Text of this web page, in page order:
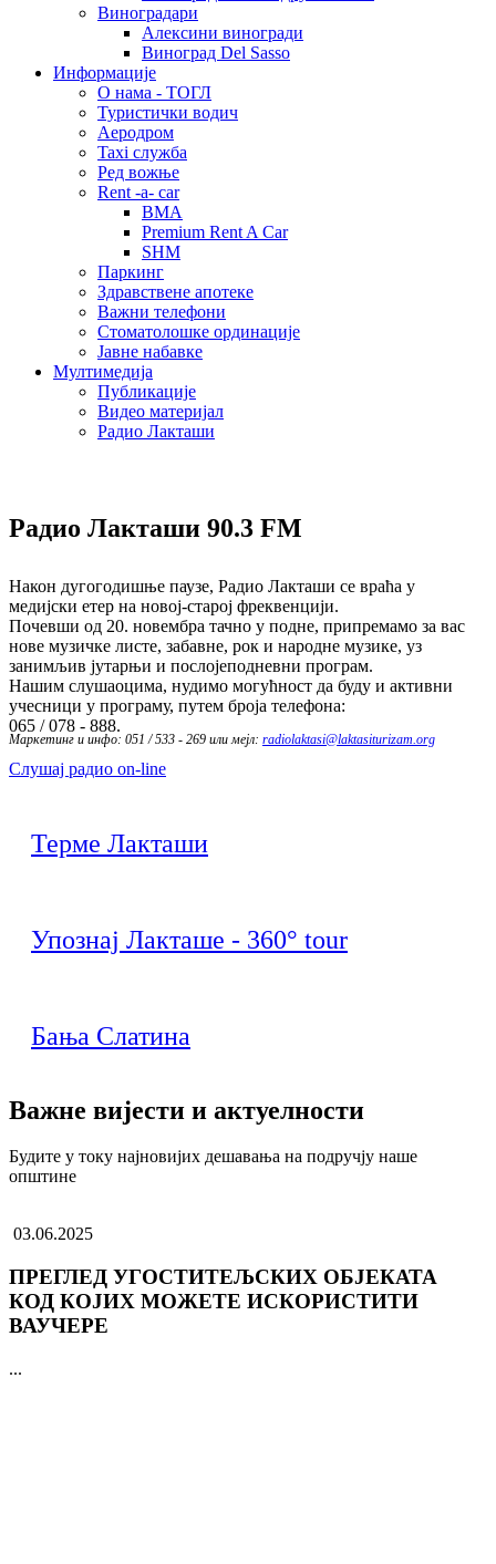
Виноградари
Алексини виногради
Виноград Del Sasso
Информације
О нама - ТОГЛ
Туристички водич
Аеродром
Taxi служба
Ред вожње
Rent -a- car
BMA
Premium Rent A Car
SHM
Паркинг
Здравствене апотеке
Важни телефони
Стоматолошке ординације
Јавне набавке
Мултимедија
Публикације
Видео материјал
Радио Лакташи
Радио Лакташи 90.3 FM
Након дугогодишње паузе, Радио Лакташи се враћа у
медијски етер на новој-старој фреквенцији.
Почевши од 20. новембра тачно у подне, припремамо за вас
нове музичке листе, забавне, рок и народне музике, уз
занимљив јутарњи и послојеподневни програм.
Нашим слушаоцима, нудимо могућност да буду и активни
учесници у програму, путем броја телефона:
065 / 078 - 888.
Маркетинг и инфо: 051 / 533 - 269 или мејл: radiolaktasi@laktasiturizam.org
Слушај радио on-line
Терме Лакташи
Упознај Лакташе - 360° tour
Бања Слатина
Важне вијести и актуелности
Будите у току најновијих дешавања на подручју наше
општине
03.06.2025
ПРЕГЛЕД УГОСТИТЕЉСКИХ ОБЈЕКАТА
КОД КОЈИХ МОЖЕТЕ ИСКОРИСТИТИ
ВАУЧЕРЕ
...